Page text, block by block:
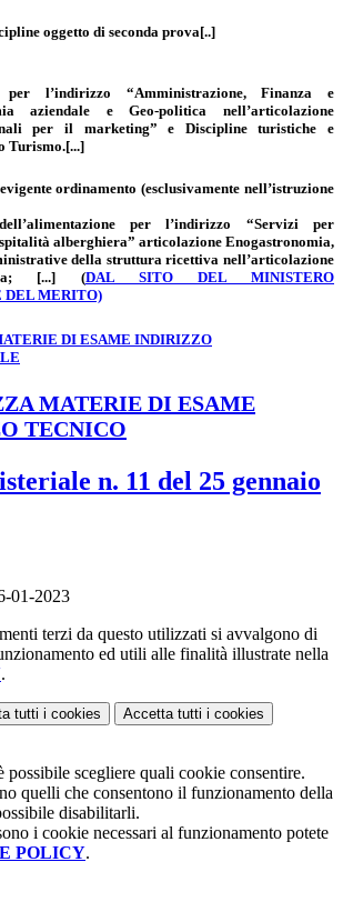
oggetto di seconda prova[..]
per l’indirizzo “Amministrazione, Finanza e
aziendale e Geo-politica nell’articolazione
per il marketing” e Discipline turistiche e
Turismo.[...]
ordinamento (esclusivamente nell’istruzione
per l’indirizzo “Servizi per
alberghiera” articolazione Enogastronomia,
della struttura ricettiva nell’articolazione
[...] (DAL SITO DEL MINISTERO
DEL MERITO)
DI ESAME INDIRIZZO
MATERIE DI ESAME
TECNICO
n. 11 del 25 gennaio
01-2023
terzi da questo utilizzati si avvalgono di
ed utili alle finalità illustrate nella
.
tutti i cookies Accetta tutti i cookies
possibile scegliere quali cookie consentire.
quelli che consentono il funzionamento della
disabilitarli.
i cookie necessari al funzionamento potete
POLICY.